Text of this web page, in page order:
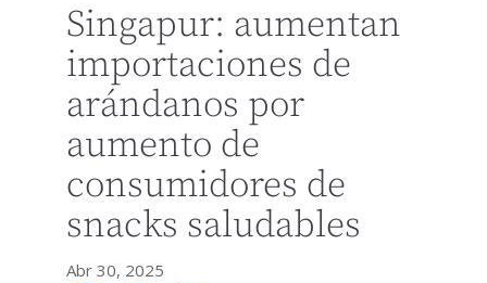
Singapur: aumentan
importaciones de
arándanos por
aumento de
consumidores de
snacks saludables
Abr 30, 2025